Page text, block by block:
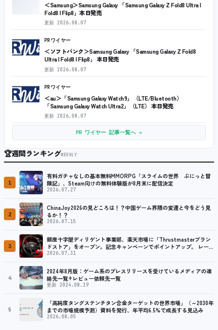
＜Samsung＞Samsung Galaxy 「Samsung Galaxy Z Fold8 Ultra |
Fold8 | Flip8」本日発売
更新 2026.08.07
PRワイヤー
＜ソフトバンク＞Samsung Galaxy 「Samsung Galaxy Z Fold8
Ultra | Fold8 | Flip8」 本日発売
更新 2026.08.07
PRワイヤー
＜au＞「Samsung Galaxy Watch9」（LTE/Bluetooth）
「Samsung Galaxy Watch Ultra2」（LTE） 本日発売
更新 2026.08.07
PR ワイヤー 記事一覧へ →
🏆週間ランキングWEEKLY
1
有料ガチャなしの基本無料MMORPG「スライムの世界 ぷにっと冒
険記」、Steam向けの無料体験版が8月末に配信決定
2026.07.27
2
ChinaJoy2026の見どころは！？中国ゲーム界隈の変遷と今をどう見
るか！？
2026.07.15
3
銀座十字屋ディリゲント事業部、楽天市場に「Thrustmasterブラン
ドストア」をオープン。記念キャンペーンでポイントアップ。 レーシ
ング／フライトシム向けコントローラーを中心に、幅広くラインナッ
2026.07.31
4
2024年8月版：ゲーム系のプレスリリースを受けているメディアの連
絡先一覧+レビュー依頼先一覧
更新 2024.08.19
5
「高純度タングステンチタン合金ターゲットの世界市場」（～2030年
までの市場規模予測）資料を発行、年平均6.5%で成長する見込み
2026.08.05